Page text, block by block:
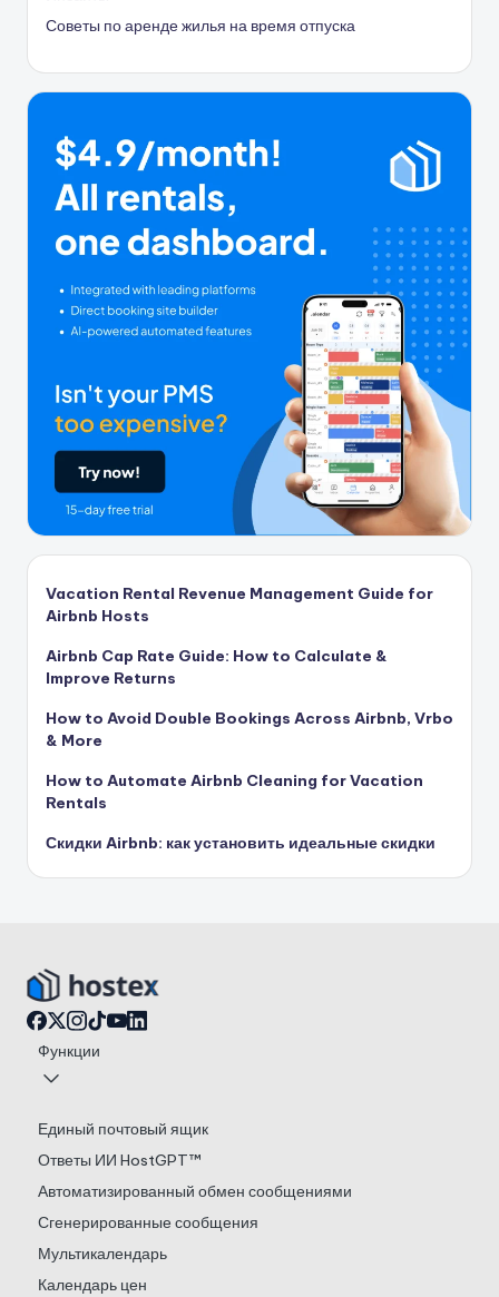
Советы по аренде жилья на время отпуска
Vacation Rental Revenue Management Guide for
Airbnb Hosts
Airbnb Cap Rate Guide: How to Calculate &
Improve Returns
How to Avoid Double Bookings Across Airbnb, Vrbo
& More
How to Automate Airbnb Cleaning for Vacation
Rentals
Скидки Airbnb: как установить идеальные скидки
Функции
Единый почтовый ящик
Ответы ИИ HostGPT™
Автоматизированный обмен сообщениями
Сгенерированные сообщения
Мультикалендарь
Календарь цен